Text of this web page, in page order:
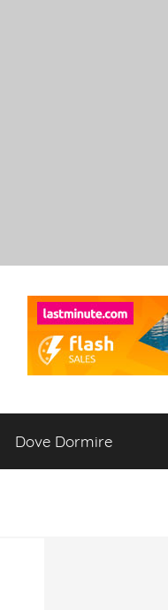
Dove Dormire